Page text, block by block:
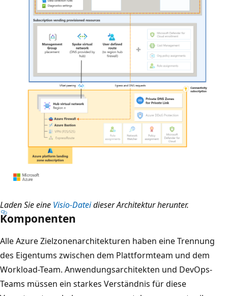
Laden Sie eine Visio-Dateidieser Architektur herunter.
Komponenten
Alle Azure Zielzonenarchitekturen haben eine Trennung
des Eigentums zwischen dem Plattformteam und dem
Workload-Team. Anwendungsarchitekten und DevOps-
Teams müssen ein starkes Verständnis für diese